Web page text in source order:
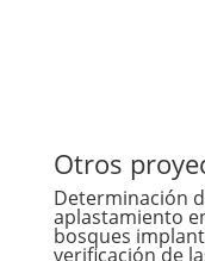
Otros
Determinación
aplastamiento
bosques
verificación de